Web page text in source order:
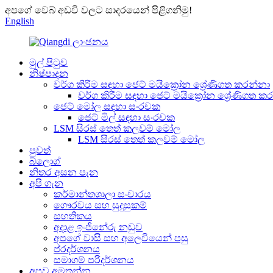
අපගේ වෙබ් අඩවි වලට සාදරයෙන් පිළිගනිමු!
English
මුල් පිටුව
නිෂ්පාදන
වර්ග කිරීම සඳහා ජෙට් මයික්‍රෝන ශ්‍රේණිගත කරන්නා
වර්ග කිරීම සඳහා ජෙට් මයික්‍රෝන ශ්‍රේණිගත
ජෙට් මෝල සඳහා සංරචක
ජෙට් මිල් සඳහා සංරචක
LSM සිරස් තෙත් කලවම් මෝල
LSM සිරස් තෙත් කලවම් මෝල
පුවත්
බ්ලොග්
නිතර අසන පැන
අපි ගැන
කර්මාන්තශාලා සංචාරය
ගෞරවය සහ සුදුසුකම්
සහතිකය
අදාළ ඉංජිනේරු නඩුව
අපගේ වාසි සහ අලෙවියෙන් පසු
ප්රදර්ශනය
සමාගම් පරිදර්ශනය
අපව අමතන්න